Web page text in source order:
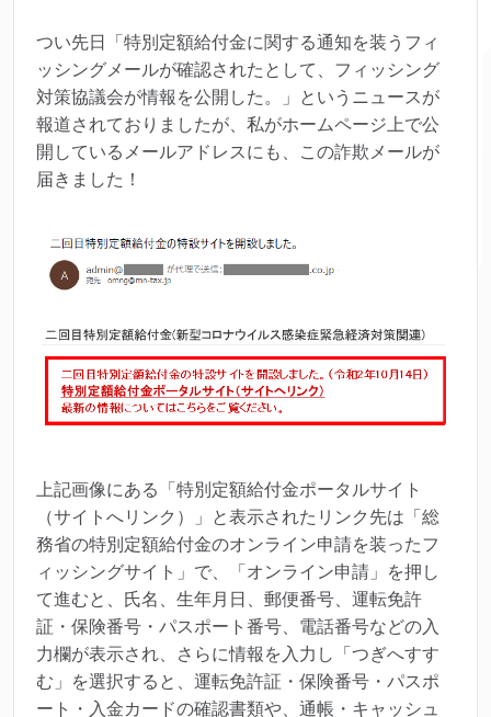
つい先日「特別定額給付金に関する通知を装うフィ
ッシングメールが確認されたとして、フィッシング
対策協議会が情報を公開した。」というニュースが
報道されておりましたが、私がホームページ上で公
開しているメールアドレスにも、この詐欺メールが
届きました！
上記画像にある「特別定額給付金ポータルサイト
（サイトへリンク）」と表示されたリンク先は「総
務省の特別定額給付金のオンライン申請を装ったフ
ィッシングサイト」で、「オンライン申請」を押し
て進むと、氏名、生年月日、郵便番号、運転免許
証・保険番号・パスポート番号、電話番号などの入
力欄が表示され、さらに情報を入力し「つぎへすす
む」を選択すると、運転免許証・保険番号・パスポ
ート・入金カードの確認書類や、通帳・キャッシュ